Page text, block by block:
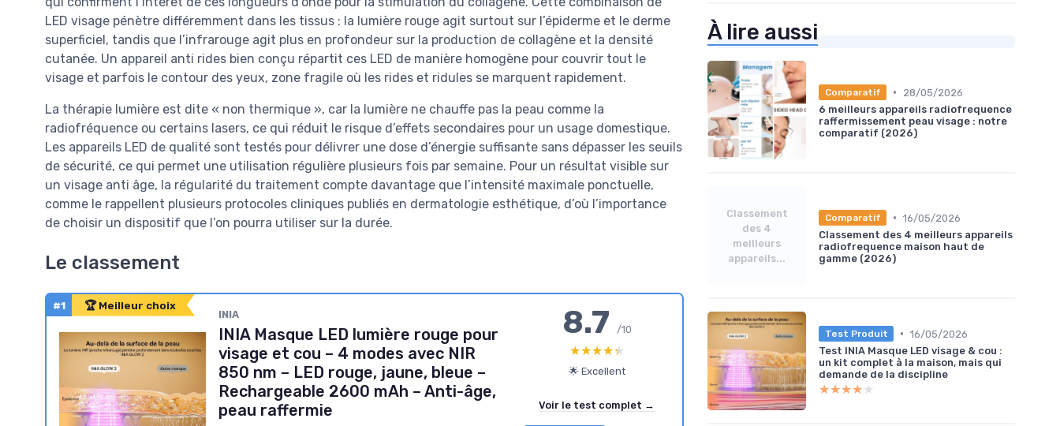
LED visage pénètre différemment dans les tissus : la lumière rouge agit surtout sur l’épiderme et le derme
superficiel, tandis que l’infrarouge agit plus en profondeur sur la production de collagène et la densité
cutanée. Un appareil anti rides bien conçu répartit ces LED de manière homogène pour couvrir tout le
visage et parfois le contour des yeux, zone fragile où les rides et ridules se marquent rapidement.
La thérapie lumière est dite « non thermique », car la lumière ne chauffe pas la peau comme la
radiofréquence ou certains lasers, ce qui réduit le risque d’effets secondaires pour un usage domestique.
Les appareils LED de qualité sont testés pour délivrer une dose d’énergie suffisante sans dépasser les seuils
de sécurité, ce qui permet une utilisation régulière plusieurs fois par semaine. Pour un résultat visible sur
un visage anti âge, la régularité du traitement compte davantage que l’intensité maximale ponctuelle,
comme le rappellent plusieurs protocoles cliniques publiés en dermatologie esthétique, d’où l’importance
de choisir un dispositif que l’on pourra utiliser sur la durée.
Le classement
#1 🏆 Meilleur choix
INIA
INIA Masque LED lumière rouge pour
visage et cou – 4 modes avec NIR
850 nm – LED rouge, jaune, bleue –
Rechargeable 2600 mAh – Anti-âge,
peau raffermie
8.7 /10
★★★★★
★★★★★
🌟 Excellent
Voir le test complet →
À lire aussi
Comparatif •
28/05/2026
6 meilleurs appareils radiofrequence
raffermissement peau visage : notre
comparatif (2026)
Classement
des 4
meilleurs
appareils...
Comparatif • 16/05/2026
Classement des 4 meilleurs appareils
radiofrequence maison haut de
gamme (2026)
Test Produit • 16/05/2026
Test INIA Masque LED visage & cou :
un kit complet à la maison, mais qui
demande de la discipline
★★★★★
★★★★★